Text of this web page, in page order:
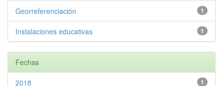
1
Georreferenciación
1
Instalaciones educativas
Fechas
1
2018